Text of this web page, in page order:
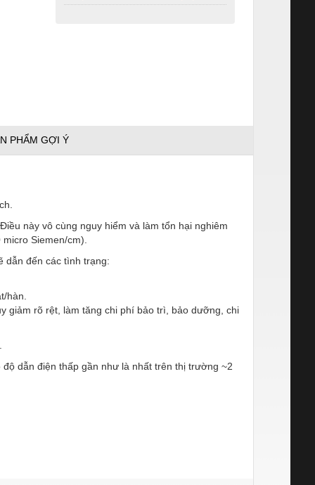
PHẨM GỢI Ý
này vô cùng nguy hiểm và làm tổn hại nghiêm
Siemen/cm).
dẫn đến các tình trạng:
hàn.
giảm rõ rệt, làm tăng chi phí bảo trì, bảo dưỡng, chi
dẫn điện thấp gần như là nhất trên thị trường ~2